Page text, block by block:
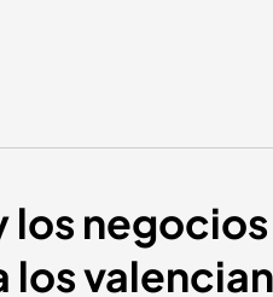
los
los